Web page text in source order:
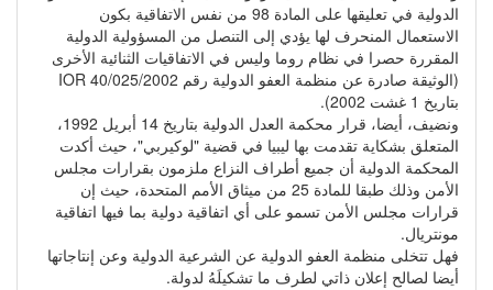
الدولية في تعليقها على المادة 98 من نفس الاتفاقية بكون
الاستعمال المنحرف لها يؤدي إلى التنصل من المسؤولية الدولية
المقررة حصرا في نظام روما وليس في الاتفاقيات الثنائية الأخرى
(الوثيقة صادرة عن منظمة العفو الدولية رقم IOR 40/025/2002
بتاريخ 1 غشت 2002).
ونضيف، أيضا، قرار محكمة العدل الدولية بتاريخ 14 أبريل 1992،
المتعلق بشكاية تقدمت بها ليبيا في قضية "لوكيربي"، حيث أكدت
المحكمة الدولية أن جميع أطراف النزاع ملزمون بقرارات مجلس
الأمن وذلك طبقا للمادة 25 من ميثاق الأمم المتحدة، حيث إن
قرارات مجلس الأمن تسمو على أي اتفاقية دولية بما فيها اتفاقية
مونتريال.
فهل تتخلى منظمة العفو الدولية عن الشرعية الدولية وعن إنتاجاتها
أيضا لصالح إعلان ذاتي لطرف ما تشكيلَهُ لدولة.